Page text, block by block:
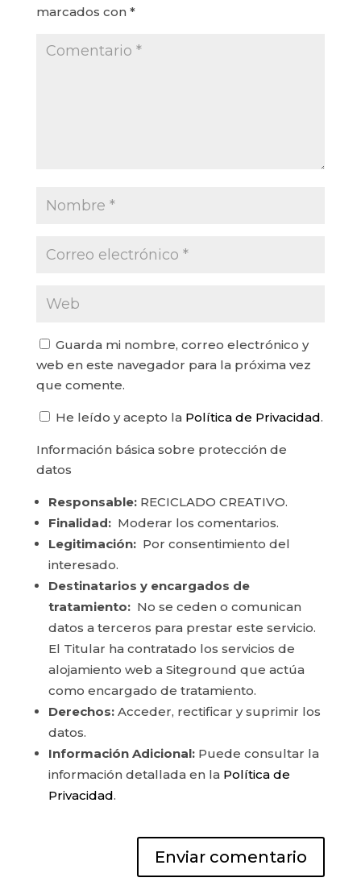
marcados con *
Guarda mi nombre, correo electrónico y
web en este navegador para la próxima vez
que comente.
He leído y acepto la Política de Privacidad.
Información básica sobre protección de
datos
Responsable:RECICLADO CREATIVO.
Finalidad:Moderar los comentarios.
Legitimación:Por consentimiento del
interesado.
Destinatarios y encargados de
tratamiento:No se ceden o comunican
datos a terceros para prestar este servicio.
El Titular ha contratado los servicios de
alojamiento web a Siteground que actúa
como encargado de tratamiento.
Derechos:Acceder, rectificar y suprimir los
datos.
Información Adicional:Puede consultar la
información detallada en la Política de
Privacidad.